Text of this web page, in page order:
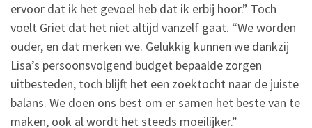
ervoor dat ik het gevoel heb dat ik erbij hoor.” Toch
voelt Griet dat het niet altijd vanzelf gaat. “We worden
ouder, en dat merken we. Gelukkig kunnen we dankzij
Lisa’s persoonsvolgend budget bepaalde zorgen
uitbesteden, toch blijft het een zoektocht naar de juiste
balans. We doen ons best om er samen het beste van te
maken, ook al wordt het steeds moeilijker.”